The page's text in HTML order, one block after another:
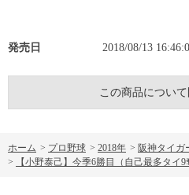
発売日 2018/08/13
この商品につい
ホーム > プロ野球 > 2018年 > 阪神タイガ
>
【小野泰己】今季6勝目（自己最多タイ9